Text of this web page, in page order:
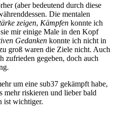
(aber bedeutend durch diese
Die mentalen
zeigen, Kämpfen konnte ich
mir einige Male in den Kopf
Gedanken konnte ich nicht in
groß waren die Ziele nicht. Auch
zufrieden gegeben, doch auch
um eine sub37 gekämpft habe,
riskieren und lieber bald
ist wichtiger.